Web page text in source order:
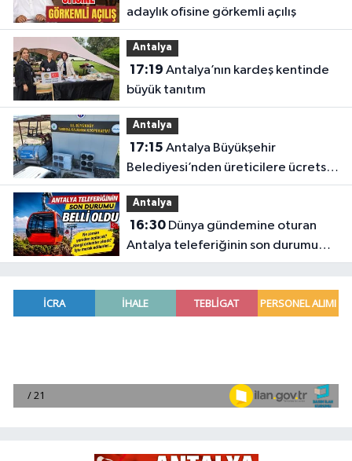
adaylık ofisine görkemli açılış
Antalya
17:19
büyük tanıtım
Antalya
17:15
Belediyesi’nden üreticilere ücretsiz
destek
Antalya
16:30Dünya gündemine oturan
Antalya teleferiğinin son durumu
belli oldu